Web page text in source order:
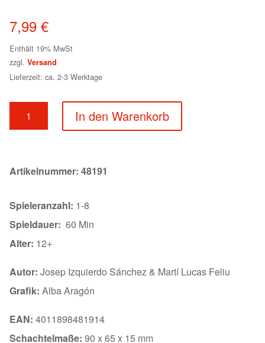
7,99 €
Enthält 19% MwSt
zzgl. Versand
Lieferzeit: ca. 2-3 Werktage
In den Warenkorb
Artikelnummer: 48191
Spieleranzahl: 1-8
Spieldauer: 60 Min
Alter: 12+
Autor: Josep Izquierdo Sánchez & Martí Lucas Feliu
Grafik: Alba Aragón
EAN: 4011898481914
Schachtelmaße: 90 x 65 x 15 mm